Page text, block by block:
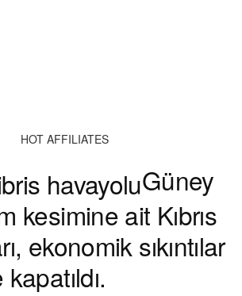
HOT AFFILIATES
Güney
kesimine ait Kıbrıs
ekonomik sıkıntılar